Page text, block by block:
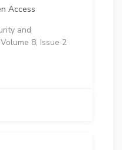
Access
and
Volume 8, Issue 2